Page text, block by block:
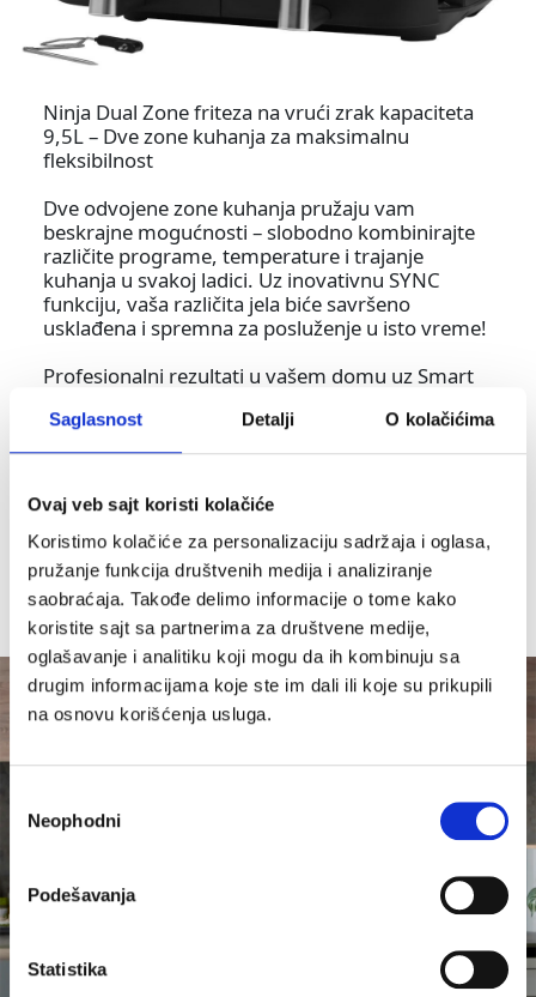
Saglasnost Detalji O kolačićima
Ovaj veb sajt koristi kolačiće
Koristimo kolačiće za personalizaciju sadržaja i oglasa,
pružanje funkcija društvenih medija i analiziranje
saobraćaja. Takođe delimo informacije o tome kako
koristite sajt sa partnerima za društvene medije,
oglašavanje i analitiku koji mogu da ih kombinuju sa
drugim informacijama koje ste im dali ili koje su prikupili
na osnovu korišćenja usluga.
сагласности
Neophodni
Podešavanja
Statistika
Ninja Dual Zone friteza na vrući zrak kapaciteta
9,5L – Dve zone kuhanja za maksimalnu
fleksibilnost
Dve odvojene zone kuhanja pružaju vam
beskrajne mogućnosti – slobodno kombinirajte
različite programe, temperature i trajanje
kuhanja u svakoj ladici. Uz inovativnu SYNC
funkciju, vaša različita jela biće savršeno
usklađena i spremna za posluženje u isto vreme!
Profesionalni rezultati u vašem domu uz Smart
Uživajte u profesionalno pripremljenim jelima
svaki dan! Zahvaljujući Smart Cook sistemu, vaše
do potpuno pečenog. Samo odaberite željenu
razinu pečenja, a friteza će automatski prilagoditi
proces kuhanja za savršene rezultate svaki put.
Više od obične friteze na vrući zrak – 6 različitih
funkcija u jednom uređaju:
Air Fry: Zdravija verzija omiljenih prženih jela sa
minimalno ili u potpunosti bez ulja.
Max Crisp: Brza priprema smrznute hrane uz
savršenu hrskavost.
povrće sa zlatnom koricom.
poslastice lako i brzo.
Podgrijavanje (Reheat): Podgrijte ostatke hrane,
Dehidratacija: Napravite domaće sušeno voće,
povrće ili meso za zdrave grickalice.
Pripremite ukusne obroke za cijelu obitelj,
Pročitaj više